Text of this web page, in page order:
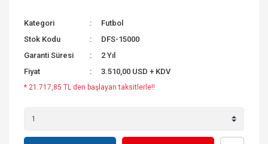
Kategori
Futbol
Stok Kodu
DFS-15000
Garanti Süresi
2 Yıl
Fiyat
3.510,00 USD + KDV
* 21.717,85 TL den başlayan taksitlerle!!